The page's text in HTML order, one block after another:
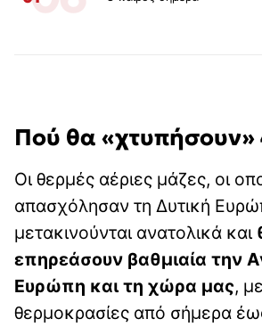
Πού θα «χτυπήσουν»
Οι θερμές αέριες μάζες, οι
απασχόλησαν τη Δυτική
μετακινούνται ανατολικά και
επηρεάσουν βαθμιαία την
Ευρώπη και τη χώρα μας,
θερμοκρασίες από σήμερα